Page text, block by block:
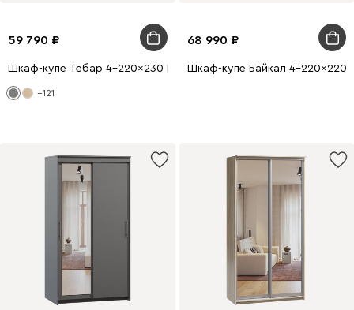
59 790
Шкаф-купе Тебар 4-220x230 Графитовый без зеркал
+121
68 990
Шкаф-купе Байкал 4-220x220